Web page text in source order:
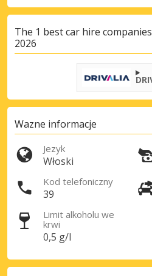
Uzyskaj dostęp do
partnerów
The 1 best car hire
2026
Wazne informacje
Jezyk
Włoski
Kod telefoniczny
39
Limit alkoholu we
krwi
0,5 g/l